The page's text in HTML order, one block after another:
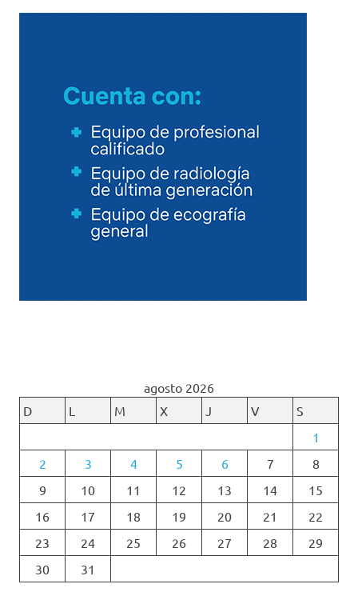
agosto 2026
D
L M X J V
S
1
2
3 4 5 6 7
8
9
10 11 12 13 14
15
16
17 18 19 20 21
22
23
24 25 26 27 28
29
30
31